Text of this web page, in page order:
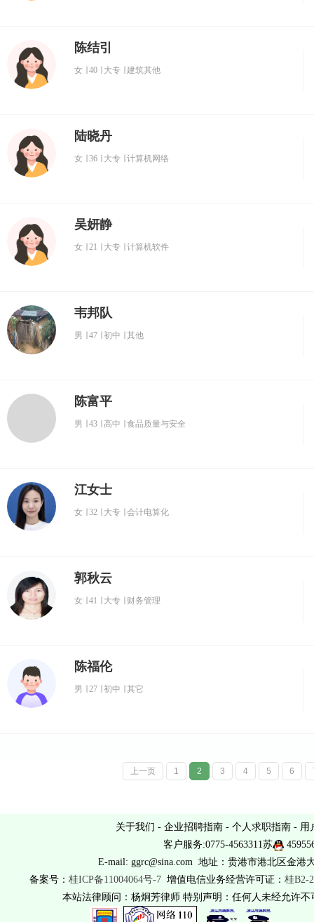
陈结引
女 40 大专 建筑其他
陆晓丹
女 36 大专 计算机网络
吴妍静
女 21 大专 计算机软件
韦邦队
男 47 初中 其他
陈富平
男 43 高中 食品质量与安全
江女士
女 32 大专 会计电算化
郭秋云
女 41 大专 财务管理
陈福伦
男 27 初中 其它
上一页 1 2 3 4 5 6
关于我们 - 企业招聘指南 - 个人求职指南 - 用
客户服务:0775-4563311苏
E-mail: ggrc@sina.com 地址：贵港市港北区金港
备案号： 桂ICP备11004064号-7增值电信业务经营许可证： 桂B2-
本站法律顾问：杨炯芳律师 特别声明：任何人未经允许